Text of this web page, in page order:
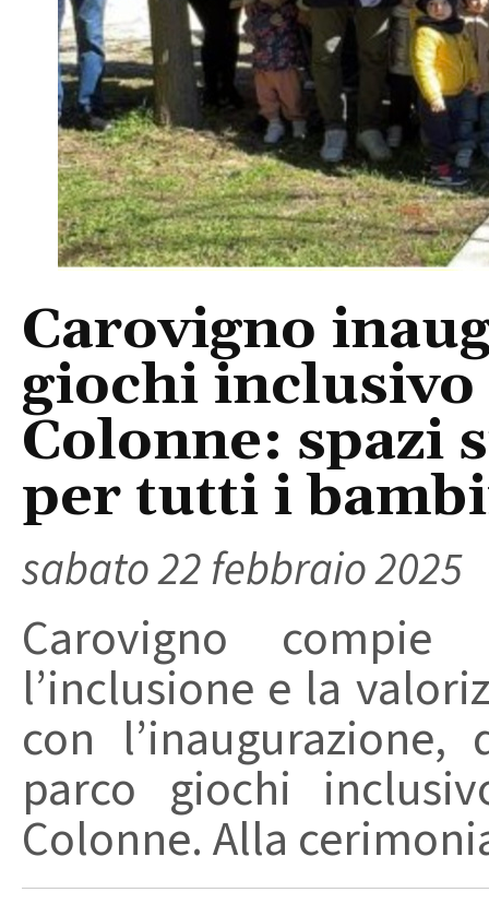
Carovigno
giochi inclusivo
Colonne: spazi
per tutti i
sabato 22 febbraio 2025
Carovigno
l’inclusione e la
con
parco giochi
Colonne. Alla